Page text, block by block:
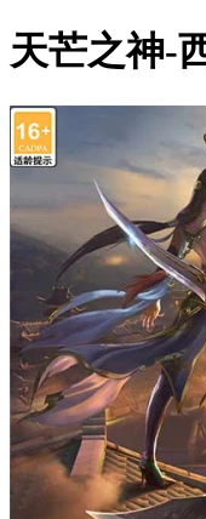
天芒之神-